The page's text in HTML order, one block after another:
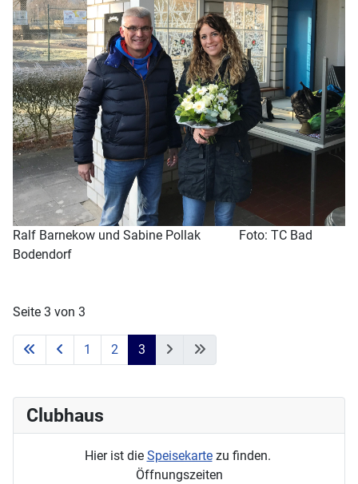
Ralf Barnekow und Sabine Pollak Foto: TC Bad
Bodendorf
Seite 3 von 3
1 2 3
Clubhaus
Hier ist die Speisekartezu finden.
Öffnungszeiten